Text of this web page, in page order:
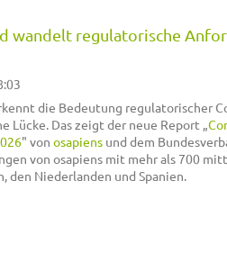
wandelt regulatorische
die Bedeutung regulatorischer
Das zeigt der neue Report „
6" von osapiens und dem
von osapiens mit mehr als 700
den Niederlanden und Spanien.